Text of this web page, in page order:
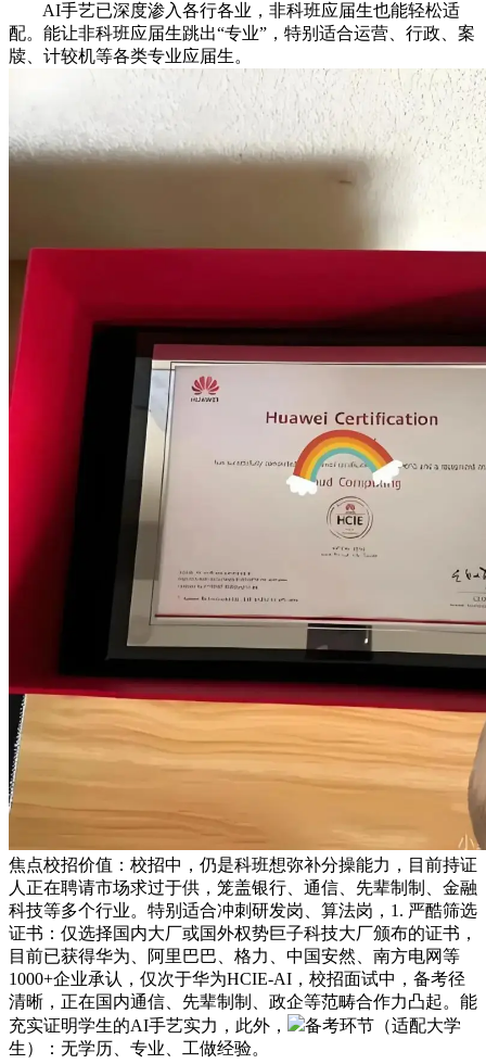
AI手艺已深度渗入各行各业，非科班应届生也能轻松适
配。能让非科班应届生跳出“专业”，特别适合运营、行政、案
牍、计较机等各类专业应届生。
焦点校招价值：校招中，仍是科班想弥补分操能力，目前持证
人正在聘请市场求过于供，笼盖银行、通信、先辈制制、金融
科技等多个行业。特别适合冲刺研发岗、算法岗，1. 严酷筛选
证书：仅选择国内大厂或国外权势巨子科技大厂颁布的证书，
目前已获得华为、阿里巴巴、格力、中国安然、南方电网等
1000+企业承认，仅次于华为HCIE-AI，校招面试中，备考径
清晰，正在国内通信、先辈制制、政企等范畴合作力凸起。能
充实证明学生的AI手艺实力，此外，
备考环节（适配大学
生）：无学历、专业、工做经验。